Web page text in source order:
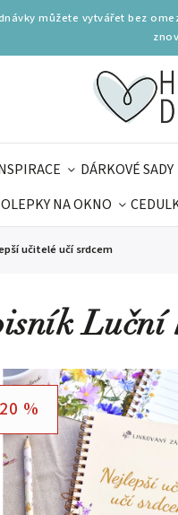
můžete vytvářet bez
DÁRKOVÉ SADY
NA OKNO
učitelé učí srdcem
Luční
%